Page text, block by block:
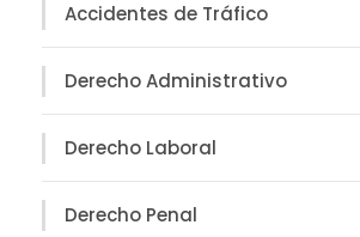
Accidentes de Tráfico
Derecho Administrativo
Derecho Laboral
Derecho Penal